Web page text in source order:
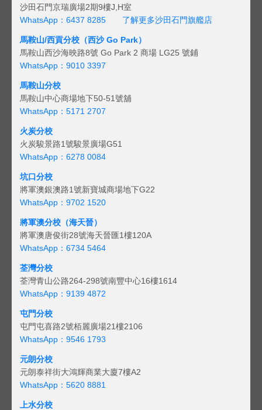
沙田石門京瑞廣場2期9樓J,H室
WhatsApp：6437 8285
了解更多沙田石門旗艦店
馬鞍山/西貢分校（西沙 Go Park）
馬鞍山西沙海映路8號 Go Park 2 商場 LG25 號鋪
WhatsApp：9010 3397
馬鞍山分校
馬鞍山中心商場地下50-51號舖
WhatsApp：5171 2707
火炭分校
火炭駿景路1號駿景廣場G51
WhatsApp：6278 0084
坑口分校
將軍澳銀澳路1號新寶城商場地下G22
WhatsApp：9702 1520
將軍澳分校（海天晉）
將軍澳唐俊街28號海天晉匯1樓120A
WhatsApp：6734 5464
荃灣分校
荃灣青山公路264-298號南豐中心16樓1614
WhatsApp：9139 4872
屯門分校
屯門屯喜路2號栢麗廣場21樓2106
WhatsApp：9546 1793
元朗分校
元朗泰祥街大鴻輝商業大廈7樓A2
WhatsApp：5620 8881
上水分校